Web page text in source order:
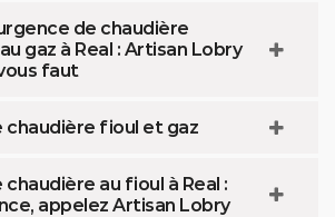
de chaudière
gaz à Real : Artisan Lobry
faut
chaudière fioul et gaz
au fioul à Real :
appelez Artisan Lobry